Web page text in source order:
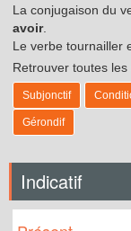
La conjugaison du
avoir.
Le verbe tournailler
Retrouver toutes
Subjonctif
Gérondif
Indicatif